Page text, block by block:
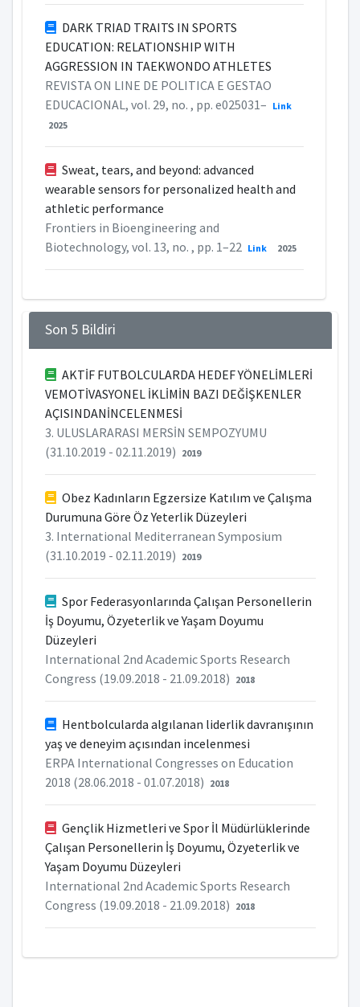
DARK TRIAD TRAITS IN SPORTS
EDUCATION: RELATIONSHIP WITH
AGGRESSION IN TAEKWONDO ATHLETES
REVISTA ON LINE DE POLITICA E GESTAO
EDUCACIONAL, vol. 29, no. , pp. e025031– Link
2025
Sweat, tears, and beyond: advanced
wearable sensors for personalized health and
athletic performance
Frontiers in Bioengineering and
Biotechnology, vol. 13, no. , pp. 1–22 Link 2025
Son 5 Bildiri
AKTİF FUTBOLCULARDA HEDEF YÖNELİMLERİ
VEMOTİVASYONEL İKLİMİN BAZI DEĞİŞKENLER
AÇISINDANİNCELENMESİ
3. ULUSLARARASI MERSİN SEMPOZYUMU
(31.10.2019 - 02.11.2019) 2019
Obez Kadınların Egzersize Katılım ve Çalışma
Durumuna Göre Öz Yeterlik Düzeyleri
3. International Mediterranean Symposium
(31.10.2019 - 02.11.2019) 2019
Spor Federasyonlarında Çalışan Personellerin
İş Doyumu, Özyeterlik ve Yaşam Doyumu
Düzeyleri
International 2nd Academic Sports Research
Congress (19.09.2018 - 21.09.2018) 2018
Hentbolcularda algılanan liderlik davranışının
yaş ve deneyim açısından incelenmesi
ERPA International Congresses on Education
2018 (28.06.2018 - 01.07.2018) 2018
Gençlik Hizmetleri ve Spor İl Müdürlüklerinde
Çalışan Personellerin İş Doyumu, Özyeterlik ve
Yaşam Doyumu Düzeyleri
International 2nd Academic Sports Research
Congress (19.09.2018 - 21.09.2018) 2018